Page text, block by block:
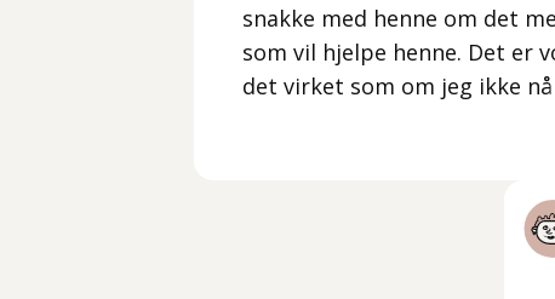
snakke med henne om det
som vil hjelpe henne. Det er
det virket som om jeg ikke